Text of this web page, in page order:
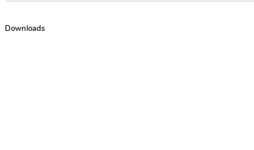
Downloads